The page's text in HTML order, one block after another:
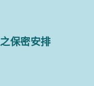
保密安排